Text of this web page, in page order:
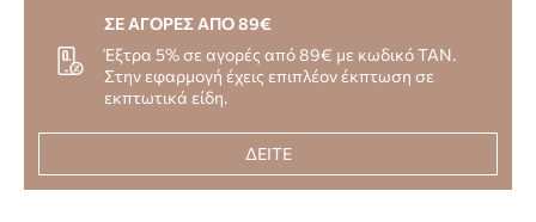
ΣΕ ΑΓΟΡΕΣ ΑΠΟ 89€
Έξτρα 5% σε αγορές από 89€ με κωδικό TAN.
Στην εφαρμογή έχεις επιπλέον έκπτωση σε
εκπτωτικά είδη.
ΔΕΙΤΕ